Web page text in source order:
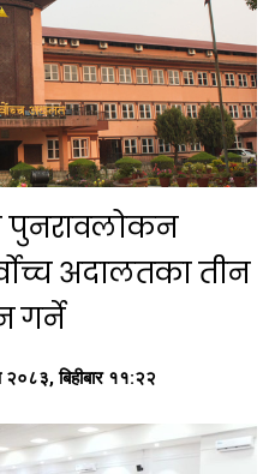
पुनरावलोकन
अदालतका तीन
गर्ने
बिहीबार ११:२२